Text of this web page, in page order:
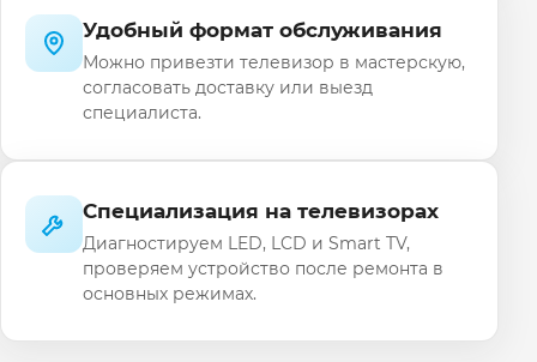
Удобный формат обслуживания
Можно привезти телевизор в мастерскую,
согласовать доставку или выезд
специалиста.
Специализация на телевизорах
Диагностируем LED, LCD и Smart TV,
проверяем устройство после ремонта в
основных режимах.